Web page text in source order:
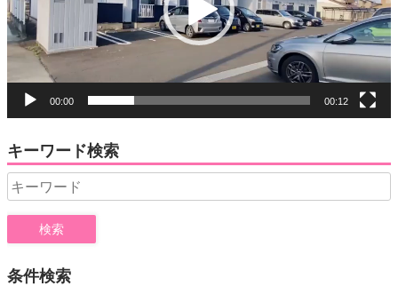
ヤ
ー
00:00 00:12
キーワード検索
Search
for:
条件検索